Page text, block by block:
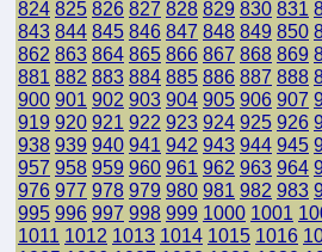
824 825 826 827 828 829 830 831
843 844 845 846 847 848 849 850
862 863 864 865 866 867 868 869
881 882 883 884 885 886 887 888
900 901 902 903 904 905 906 907
919 920 921 922 923 924 925 926
938 939 940 941 942 943 944 945
957 958 959 960 961 962 963 964
976 977 978 979 980 981 982 983
995 996 997 998 999 1000 1001
1011 1012 1013 1014 1015 1016